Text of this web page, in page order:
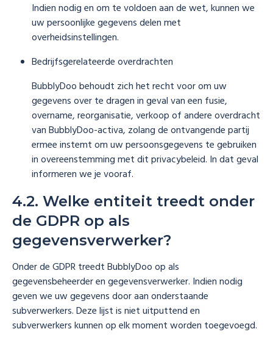
Indien nodig en om te voldoen aan de wet, kunnen we
uw persoonlijke gegevens delen met
overheidsinstellingen.
Bedrijfsgerelateerde overdrachten
BubblyDoo behoudt zich het recht voor om uw
gegevens over te dragen in geval van een fusie,
overname, reorganisatie, verkoop of andere overdracht
van BubblyDoo-activa, zolang de ontvangende partij
ermee instemt om uw persoonsgegevens te gebruiken
in overeenstemming met dit privacybeleid. In dat geval
informeren we je vooraf.
4.2. Welke entiteit treedt onder
de GDPR op als
gegevensverwerker?
Onder de GDPR treedt BubblyDoo op als
gegevensbeheerder en gegevensverwerker. Indien nodig
geven we uw gegevens door aan onderstaande
subverwerkers. Deze lijst is niet uitputtend en
subverwerkers kunnen op elk moment worden toegevoegd.